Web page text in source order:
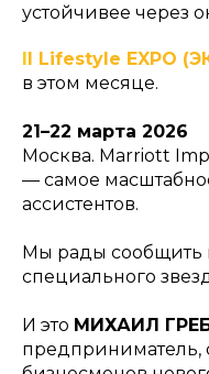
устойчивее через
II Lifestyle EXPO
в этом месяце.
21–22 марта 2026
Москва. Marriott
— самое
ассистентов.
Мы рады сообщить
специального
И это МИХАИЛ
предприниматель,